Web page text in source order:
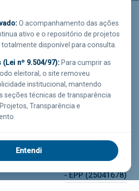
O acompanhamento das ações
ativo e o repositório de projetos
disponível para consulta.
(Lei nº 9.504/97):Para cumprir as
eleitoral, o site removeu
institucional, mantendo
seções técnicas de transparência
Transparência e
Entendi
1.248.000,00
SEGURANÇA
PÚBLICA
ARTHEO
TECNICOS LTDA
- EPP (25041678)